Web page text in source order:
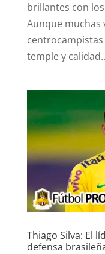
brillantes con
Aunque muchas
temple y
Thiago Silva: El
defensa